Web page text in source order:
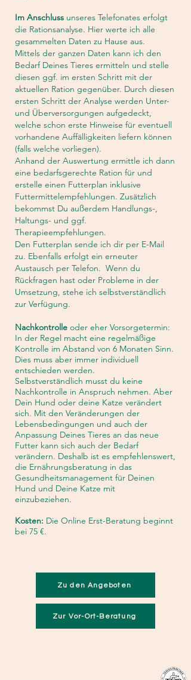
Im Anschluss unseres Telefonates erfolgt
die Rationsanalyse. Hier werte ich alle
gesammelten Daten zu Hause aus.
Mittels der ganzen Daten kann ich den
Bedarf Deines Tieres ermitteln und stelle
diesen ggf. im ersten Schritt mit der
aktuellen Ration gegenüber. Durch diesen
ersten Schritt der Analyse werden Unter-
und Überversorgungen aufgedeckt,
welche schon erste Hinweise für eventuell
vorhandene Auffälligkeiten liefern können
(falls welche vorliegen).
Anhand der Auswertung ermittle ich dann
eine bedarfsgerechte Ration für und
erstelle einen Futterplan inklusive
Futtermittelempfehlungen. Zusätzlich
bekommst Du außerdem Handlungs-,
Haltungs- und ggf.
Therapieempfehlungen.
Den Futterplan sende ich dir per E-Mail
zu. Ebenfalls erfolgt ein erneuter
Austausch per Telefon. Wenn du
Rückfragen hast oder Probleme in der
Umsetzung, stehe ich selbstverständlich
zur Verfügung.
Nachkontrolle oder eher Vorsorgetermin:
In der Regel macht eine regelmäßige
Kontrolle im Abstand von 6 Monaten Sinn.
Dies muss aber immer individuell
entschieden werden.
Selbstverständlich musst du keine
Nachkontrolle in Anspruch nehmen. Aber
Dein Hund oder deine Katze verändert
sich. Mit den Veränderungen der
Lebensbedingungen und auch der
Anpassung Deines Tieres an das neue
Futter kann sich auch der Bedarf
verändern. Deshalb ist es empfehlenswert,
die Ernährungsberatung in das
Gesundheitsmanagement für Deinen
Hund und Deine Katze mit
einzubeziehen.
Kosten: Die Online Erst-Beratung beginnt
bei 75 €.
Zu den Angeboten
Zur Vor-Ort-Beratung